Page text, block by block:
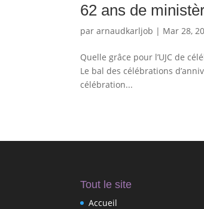
62 ans de
pararnaudkarljob | Mar 28,
Quelle grâce pour l’UJC de
Le bal des célébrations
célébration...
Tout le site
Accueil